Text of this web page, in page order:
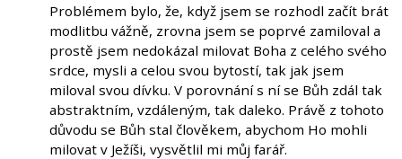
Problémem bylo, že, když jsem se rozhodl začít brát
modlitbu vážně, zrovna jsem se poprvé zamiloval a
prostě jsem nedokázal milovat Boha z celého svého
srdce, mysli a celou svou bytostí, tak jak jsem
miloval svou dívku. V porovnání s ní se Bůh zdál tak
abstraktním, vzdáleným, tak daleko. Právě z tohoto
důvodu se Bůh stal člověkem, abychom Ho mohli
milovat v Ježíši, vysvětlil mi můj farář.